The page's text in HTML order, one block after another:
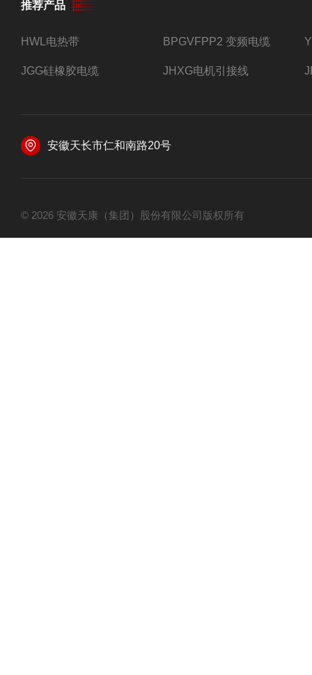
推荐产品
HWL电热带 BPGVFPP2 变频电缆
JGG硅橡胶电缆 JHXG电机引接线
安徽天长市仁和南路20号
© 2026 安徽天康（集团）股份有限公司版权所有